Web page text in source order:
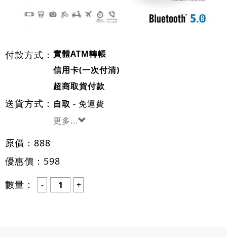
付款方式： 實體ATM轉帳
信用卡(一次付清)
超商取貨付款
送貨方式： 自取 - 免運費
更多...
原價： 888
優惠價： 598
數量：